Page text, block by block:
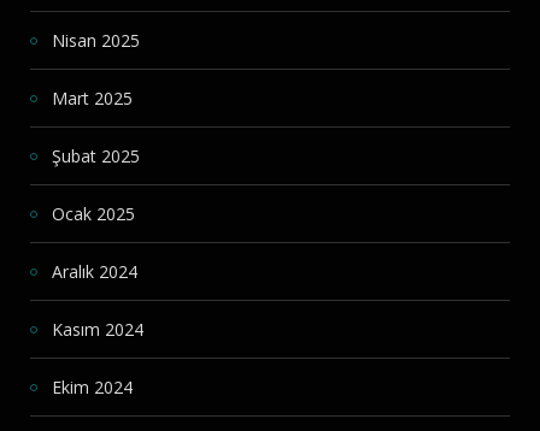
Nisan 2025
Mart 2025
Şubat 2025
Ocak 2025
Aralık 2024
Kasım 2024
Ekim 2024